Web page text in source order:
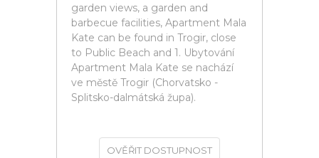
garden views, a garden and
barbecue facilities, Apartment Mala
Kate can be found in Trogir, close
to Public Beach and 1. Ubytování
Apartment Mala Kate se nachází
ve městě Trogir (Chorvatsko -
Splitsko-dalmátská župa).
OVĚŘIT DOSTUPNOST